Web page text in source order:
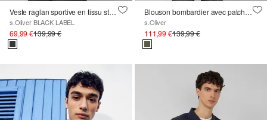
Veste raglan sportive en tissu stretch chiné
s.Oliver BLACK LABEL
69,99 €139,99 €
Blouson bombardier avec patchs d'étiquette et lavage
s.Oliver
111,99 €139,99 €